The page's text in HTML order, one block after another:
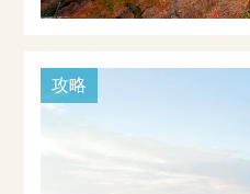
攻略